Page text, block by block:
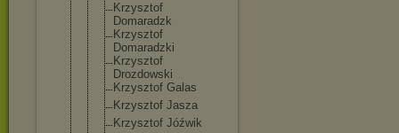
Krzysztof
Domaradzk
Krzysztof
Domaradzki
Krzysztof
Drozdowski
Krzysztof Galas
Krzysztof Jasza
Krzysztof Jóźwik